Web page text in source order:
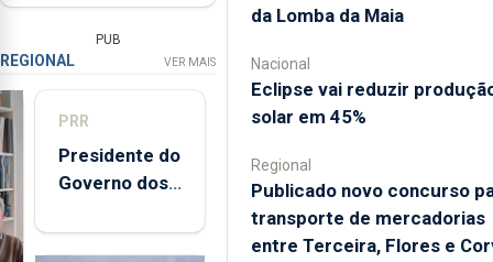
PUB
REGIONAL VER MAIS
PRR
Presidente do
Governo dos
destaca
da Lomba da Maia
Nacional
Eclipse vai reduzir
solar em 45%
Regional
Publicado novo concurso
transporte de mercadorias
entre Terceira, Flores e